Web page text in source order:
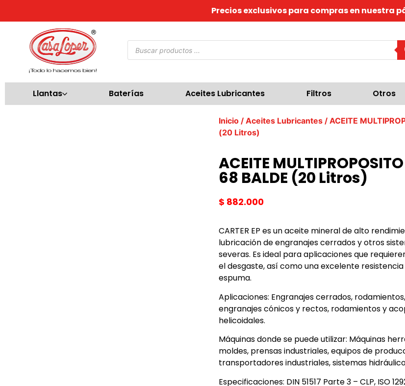
Precios exclusivos para compras en nuestra
Llantas Baterías Aceites Lubricantes Filtros Otros
Inicio/ Aceites Lubricantes/ ACEITE
(20 Litros)
ACEITE
68 BALDE (20 Litros)
$ 882.000
CARTER EP es un aceite mineral de alto
lubricación de engranajes cerrados y otros
severas. Es ideal para aplicaciones que
el desgaste, así como una excelente
espuma.
Aplicaciones: Engranajes cerrados,
engranajes cónicos y rectos, rodamientos y
helicoidales.
Máquinas donde se puede utilizar: Máquinas
moldes, prensas industriales, equipos de
transportadores industriales, sistemas
Especificaciones: DIN 51517 Parte 3 – CLP, ISO